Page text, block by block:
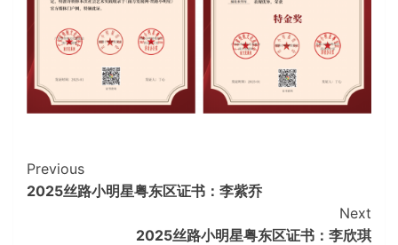
Continue
Reading
Previous
2025丝路小明星粤东区证书：李紫乔
Next
2025丝路小明星粤东区证书：李欣琪